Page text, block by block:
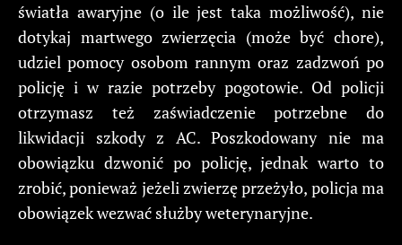
światła awaryjne (o ile jest taka możliwość), nie
dotykaj martwego zwierzęcia (może być chore),
udziel pomocy osobom rannym oraz zadzwoń po
policję i w razie potrzeby pogotowie. Od policji
otrzymasz też zaświadczenie potrzebne do
likwidacji szkody z AC. Poszkodowany nie ma
obowiązku dzwonić po policję, jednak warto to
zrobić, ponieważ jeżeli zwierzę przeżyło, policja ma
obowiązek wezwać służby weterynaryjne.